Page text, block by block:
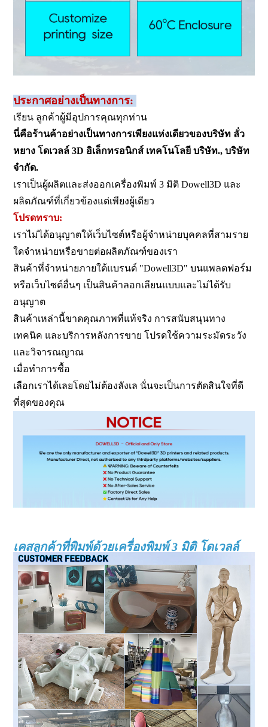
ประกาศอย่างเป็นทางการ:
เรียน ลูกค้าผู้มีอุปการคุณทุกท่าน
นี่คือร้านค้าอย่างเป็นทางการเพียงแห่งเดียวของบริษัท ลั่ว
หยาง โดเวลล์ 3D อิเล็กทรอนิกส์ เทคโนโลยี บริษัท., บริษัท
จำกัด.
เราเป็นผู้ผลิตและส่งออกเครื่องพิมพ์ 3 มิติ Dowell3D และ
ผลิตภัณฑ์ที่เกี่ยวข้องแต่เพียงผู้เดียว
โปรดทราบ:
เราไม่ได้อนุญาตให้เว็บไซต์หรือผู้จำหน่ายบุคคลที่สามราย
ใดจำหน่ายหรือขายต่อผลิตภัณฑ์ของเรา
สินค้าที่จำหน่ายภายใต้แบรนด์ "Dowell3D" บนแพลตฟอร์ม
หรือเว็บไซต์อื่นๆ เป็นสินค้าลอกเลียนแบบและไม่ได้รับ
อนุญาต
สินค้าเหล่านี้ขาดคุณภาพที่แท้จริง การสนับสนุนทาง
เทคนิค และบริการหลังการขาย โปรดใช้ความระมัดระวัง
และวิจารณญาณ
เมื่อทำการซื้อ
เลือกเราได้เลยโดยไม่ต้องลังเล นั่นจะเป็นการตัดสินใจที่ดี
ที่สุดของคุณ
เคสลูกค้าที่พิมพ์ด้วยเครื่องพิมพ์ 3 มิติ โดเวลล์